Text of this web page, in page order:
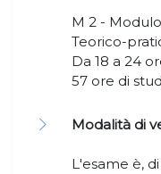
M 2 -
Teorico-
Da 18 a 24
57 ore di
Modalità di
L'esame è,